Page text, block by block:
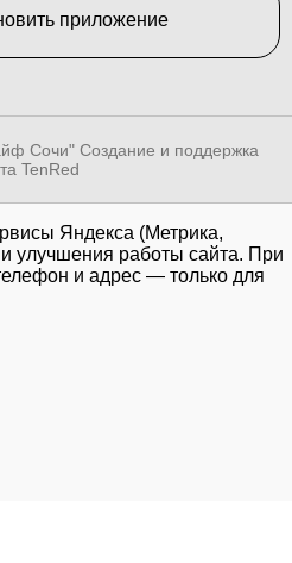
приложение
Сочи" Создание и поддержка
TenRed
Яндекса (Метрика,
улучшения работы сайта. При
и адрес — только для